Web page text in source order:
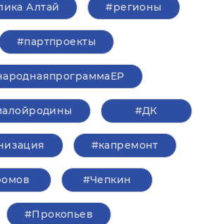
Алтай #регионы
#партпроекты
#ДК
#капремонт
#Чепкин
#Прокопьев